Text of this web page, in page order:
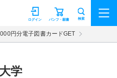
パンフ・願書
ログイン 検索
円分電子図書カードGET
学